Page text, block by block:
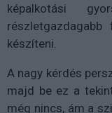
képalkotási
készíteni.
A nagy kérdés
majd be ez a
még nincs, ám a